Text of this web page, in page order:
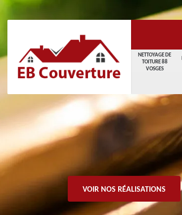
NETTOYAGE DE
TOITURE 88
VOSGES
VOIR NOS RÉALISATIONS